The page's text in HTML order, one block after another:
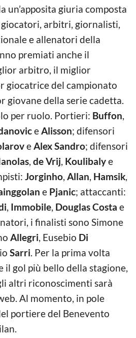
un’apposita giuria composta
arbitri, giornalisti,
e allenatori della
premiati anche il
arbitro, il miglior
giocatrice del campionato
giovane della serie cadetta.
per ruolo. Portieri: Buffon,
eAlisson; difensori
eAlex Sandro; difensori
, de Vrij, Koulibalye
Jorginho, Allan, Hamsik,
e Pjanic; attaccanti:
, Immobile, Douglas Costa e
i finalisti sono Simone
Allegri, Eusebio Di
Sarri. Per la prima volta
il gol più bello della stagione,
altri riconoscimenti sarà
Al momento, in pole
portiere del Benevento